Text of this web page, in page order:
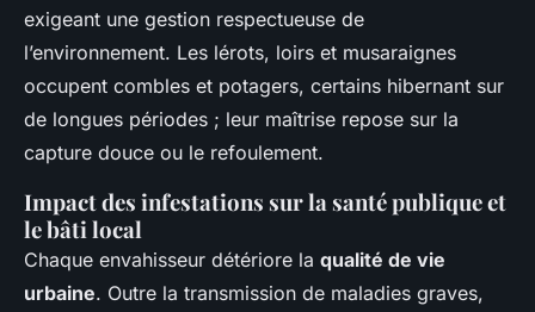
exigeant une gestion respectueuse de
l’environnement. Les lérots, loirs et musaraignes
occupent combles et potagers, certains hibernant sur
de longues périodes ; leur maîtrise repose sur la
capture douce ou le refoulement.
Impact des infestations sur la santé publique et
le bâti local
Chaque envahisseur détériore la qualité de vie
urbaine. Outre la transmission de maladies graves,